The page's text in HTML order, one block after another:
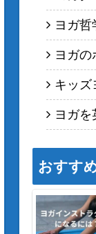
ヨガ哲
ヨガの
キッズ
ヨガを
おすす